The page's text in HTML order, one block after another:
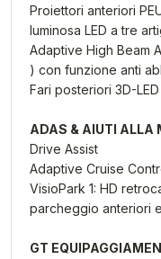
Proiettori anteriori
luminosa LED a tre
Adaptive High Beam
) con funzione anti
Fari posteriori 3D-
ADAS & AIUTI ALLA
Drive Assist
Adaptive Cruise
VisioPark 1: HD
parcheggio anteriori
GT